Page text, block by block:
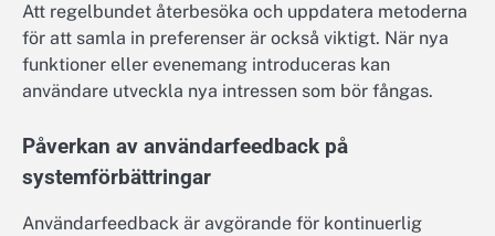
Att regelbundet återbesöka och uppdatera metoderna
för att samla in preferenser är också viktigt. När nya
funktioner eller evenemang introduceras kan
användare utveckla nya intressen som bör fångas.
Påverkan av användarfeedback på
systemförbättringar
Användarfeedback är avgörande för kontinuerlig